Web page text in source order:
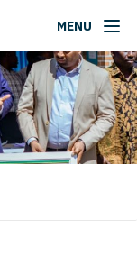
MENU